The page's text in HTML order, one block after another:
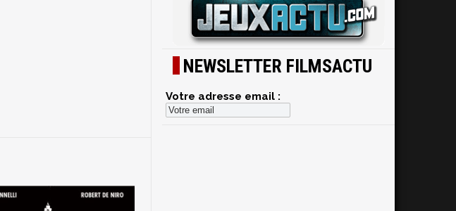
NEWSLETTER FILMSACTU
Votre adresse email :